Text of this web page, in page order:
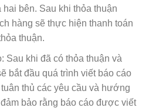
bên. Sau khi thỏa thuận
hàng sẽ thực hiện thanh toán
thuận.
Sau khi đã có thỏa thuận và
bắt đầu quá trình viết báo cáo
thủ các yêu cầu và hướng
bảo rằng báo cáo được viết